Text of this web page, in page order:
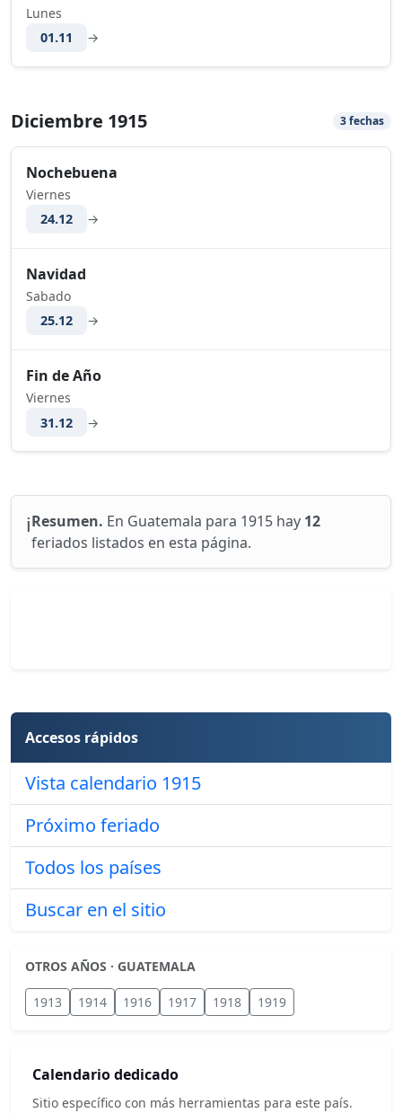
Lunes
01.11
→
Diciembre 1915 3 fechas
Nochebuena
Viernes
24.12
→
Navidad
Sabado
25.12
→
Fin de Año
Viernes
31.12
→
ℹ️Resumen. En Guatemala para 1915 hay 12
feriados listados en esta página.
Accesos rápidos
Vista calendario 1915
Próximo feriado
Todos los países
Buscar en el sitio
OTROS AÑOS · GUATEMALA
1913 1914 1916 1917 1918 1919
Calendario dedicado
Sitio específico con más herramientas para este país.